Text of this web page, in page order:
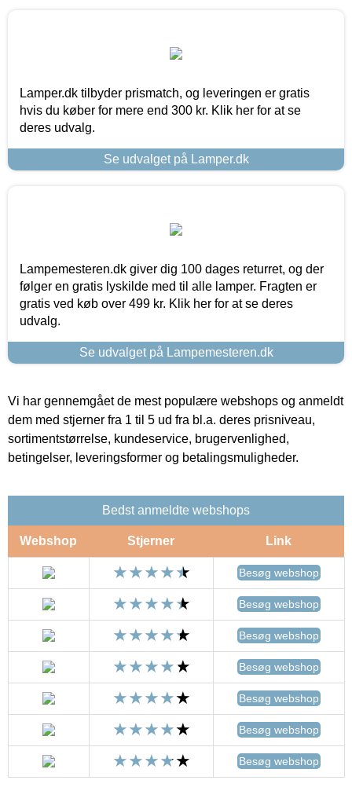
Lamper.dk tilbyder prismatch, og leveringen er gratis
hvis du køber for mere end 300 kr. Klik her for at se
deres udvalg.
Se udvalget på Lamper.dk
Lampemesteren.dk giver dig 100 dages returret, og der
følger en gratis lyskilde med til alle lamper. Fragten er
gratis ved køb over 499 kr. Klik her for at se deres
udvalg.
Se udvalget på Lampemesteren.dk
Vi har gennemgået de mest populære webshops og anmeldt
dem med stjerner fra 1 til 5 ud fra bl.a. deres prisniveau,
sortimentstørrelse, kundeservice, brugervenlighed,
betingelser, leveringsformer og betalingsmuligheder.
Bedst anmeldte webshops
Webshop Stjerner Link
Besøg webshop
Besøg webshop
Besøg webshop
Besøg webshop
Besøg webshop
Besøg webshop
Besøg webshop